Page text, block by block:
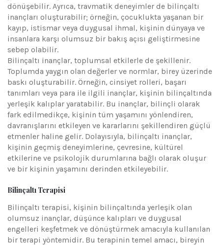
dönüşebilir. Ayrıca, travmatik deneyimler de bilinçaltı
inançları oluşturabilir; örneğin, çocuklukta yaşanan bir
kayıp, istismar veya duygusal ihmal, kişinin dünyaya ve
insanlara karşı olumsuz bir bakış açısı geliştirmesine
sebep olabilir.
Bilinçaltı inançlar, toplumsal etkilerle de şekillenir.
Toplumda yaygın olan değerler ve normlar, birey üzerinde
baskı oluşturabilir. Örneğin, cinsiyet rolleri, başarı
tanımları veya para ile ilgili inançlar, kişinin bilinçaltında
yerleşik kalıplar yaratabilir. Bu inançlar, bilinçli olarak
fark edilmedikçe, kişinin tüm yaşamını yönlendiren,
davranışlarını etkileyen ve kararlarını şekillendiren güçlü
etmenler haline gelir. Dolayısıyla, bilinçaltı inançlar,
kişinin geçmiş deneyimlerine, çevresine, kültürel
etkilerine ve psikolojik durumlarına bağlı olarak oluşur
ve bir kişinin yaşamını derinden etkileyebilir.
Bilinçaltı Terapisi
Bilinçaltı terapisi, kişinin bilinçaltında yerleşik olan
olumsuz inançlar, düşünce kalıpları ve duygusal
engelleri keşfetmek ve dönüştürmek amacıyla kullanılan
bir terapi yöntemidir. Bu terapinin temel amacı, bireyin